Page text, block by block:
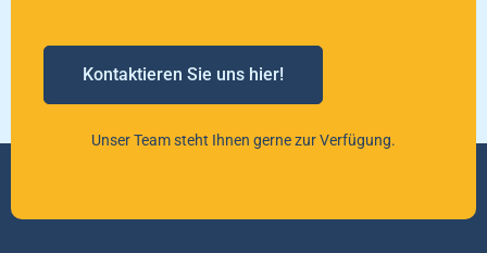
Kontaktieren Sie uns hier!
Unser Team steht Ihnen gerne zur Verfügung.